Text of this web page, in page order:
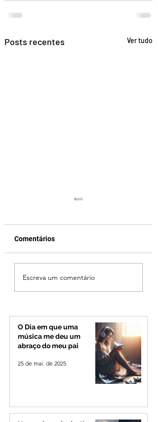
Posts recentes Ver tudo
Cleitinho volta atrás,
cita mensagem divina,
mas partido nega
de Minas
Comentários
Escreva um comentário
O Dia em que uma
música me deu um
abraço do meu pai
25 de mai. de 2025